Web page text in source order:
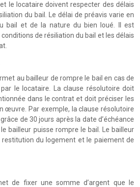
le locataire doivent respecter des délais
du bail. Le délai de préavis varie en
bail et de la nature du bien loué. Il est
de résiliation du bail et les délais
au bailleur de rompre le bail en cas de
le locataire. La clause résolutoire doit
dans le contrat et doit préciser les
œuvre. Par exemple, la clause résolutoire
de 30 jours après la date d’échéance
bailleur puisse rompre le bail. Le bailleur
du logement et le paiement de
de fixer une somme d’argent que le